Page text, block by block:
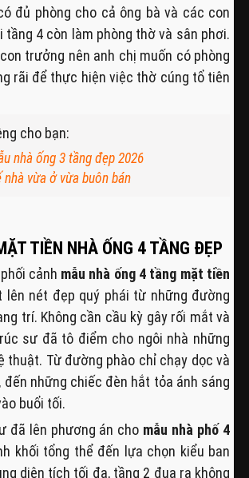
đủ phòng cho cả ông bà và các con
tầng 4 còn làm phòng thờ và sân phơi.
trưởng nên anh chị muốn có phòng
rãi để thực hiện việc thờ cúng tổ tiên
cho bạn:
nhà ống 3 tầng đẹp 2026
nhà vừa ở vừa buôn bán
TIỀN NHÀ ỐNG 4 TẦNG ĐẸP
cảnh mẫu nhà ống 4 tầng mặt tiền
nét đẹp quý phái từ những đường
trí. Không cần cầu kỳ gây rối mắt và
sư đã tô điểm cho ngôi nhà những
thuật. Từ đường phào chỉ chạy dọc và
đến những chiếc đèn hắt tỏa ánh sáng
buổi tối.
đã lên phương án cho mẫu nhà phố 4
khối tổng thể đến lựa chọn kiểu ban
diện tích tối đa, tầng 2 đua ra không